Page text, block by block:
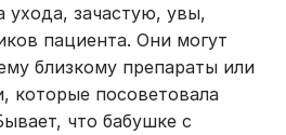
ухода, зачастую, увы,
пациента. Они могут
близкому препараты или
которые посоветовала
что бабушке с